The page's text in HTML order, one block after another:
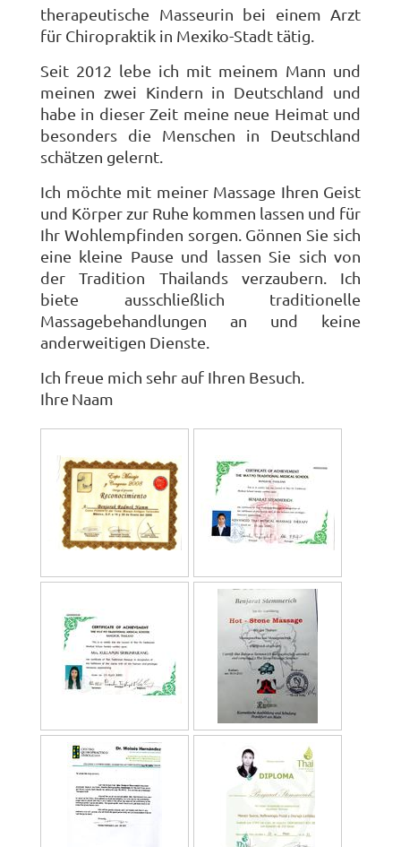
therapeutische Masseurin bei einem Arzt
für Chiropraktik in Mexiko-Stadt tätig.
Seit 2012 lebe ich mit meinem Mann und
meinen zwei Kindern in Deutschland und
habe in dieser Zeit meine neue Heimat und
besonders die Menschen in Deutschland
schätzen gelernt.
Ich möchte mit meiner Massage Ihren Geist
und Körper zur Ruhe kommen lassen und für
Ihr Wohlempfinden sorgen. Gönnen Sie sich
eine kleine Pause und lassen Sie sich von
der Tradition Thailands verzaubern. Ich
biete ausschließlich traditionelle
Massagebehandlungen an und keine
anderweitigen Dienste.
Ich freue mich sehr auf Ihren Besuch.
Ihre Naam